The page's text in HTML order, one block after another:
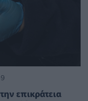
επικράτεια